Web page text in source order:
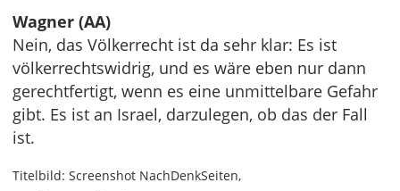
Wagner (AA)
Nein, das Völkerrecht ist da sehr klar: Es ist
völkerrechtswidrig, und es wäre eben nur dann
gerechtfertigt, wenn es eine unmittelbare Gefahr
gibt. Es ist an Israel, darzulegen, ob das der Fall
ist.
Titelbild: Screenshot NachDenkSeiten,